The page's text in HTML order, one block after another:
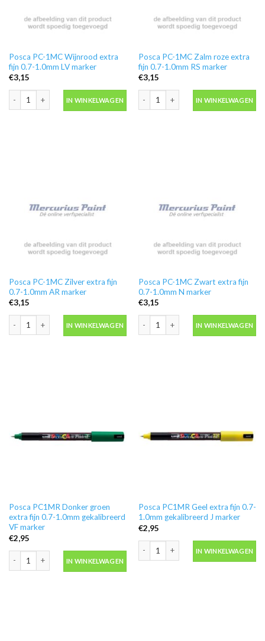
Posca PC-1MC Wijnrood extra
fijn 0.7-1.0mm LV marker
€3,15
Posca PC-1MC Wijnrood extra fijn 0.7-1.0mm LV marker aantal
IN WINKELWAGEN
Posca PC-1MC Zalm roze extra
fijn 0.7-1.0mm RS marker
€3,15
Posca PC-1MC Zalm roze extra fijn
IN WINKELWAGEN
Posca PC-1MC Zilver extra fijn
0.7-1.0mm AR marker
€3,15
Posca PC-1MC Zilver extra fijn 0.7-1.0mm AR marker aantal
IN WINKELWAGEN
Posca PC-1MC Zwart extra fijn
0.7-1.0mm N marker
€3,15
Posca PC-1MC Zwart extra fijn 0.7-
IN WINKELWAGEN
Posca PC1MR Donker groen
extra fijn 0.7-1.0mm gekalibreerd
VF marker
€2,95
Posca PC1MR Donker groen extra fijn 0.7-1.0mm gekalibreerd VF marker
IN WINKELWAGEN
Posca PC1MR Geel extra fijn 0.7-
1.0mm gekalibreerd J marker
€2,95
IN WINKELWAGEN